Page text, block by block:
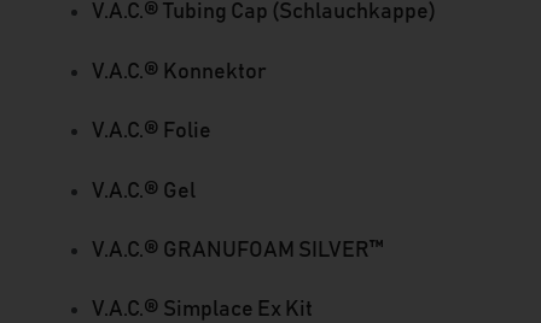
V.A.C.® Tubing Cap (Schlauchkappe)
V.A.C.® Konnektor
V.A.C.® Folie
V.A.C.® Gel
V.A.C.® GRANUFOAM SILVER™
V.A.C.® Simplace Ex Kit